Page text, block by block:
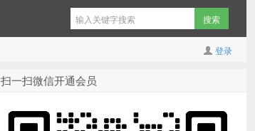
登录
扫一扫微信开通会员